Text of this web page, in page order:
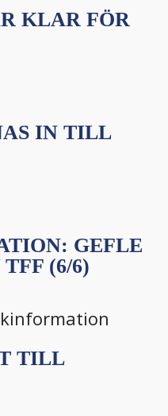
KLAR FÖR
IN TILL
GEFLE
(6/6)
TILL